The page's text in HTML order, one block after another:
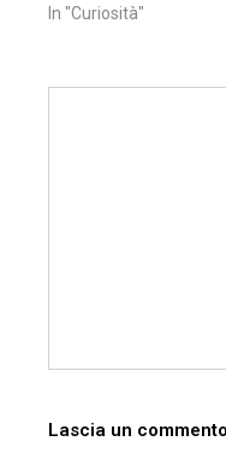
In "Curiosità"
Lascia un commento